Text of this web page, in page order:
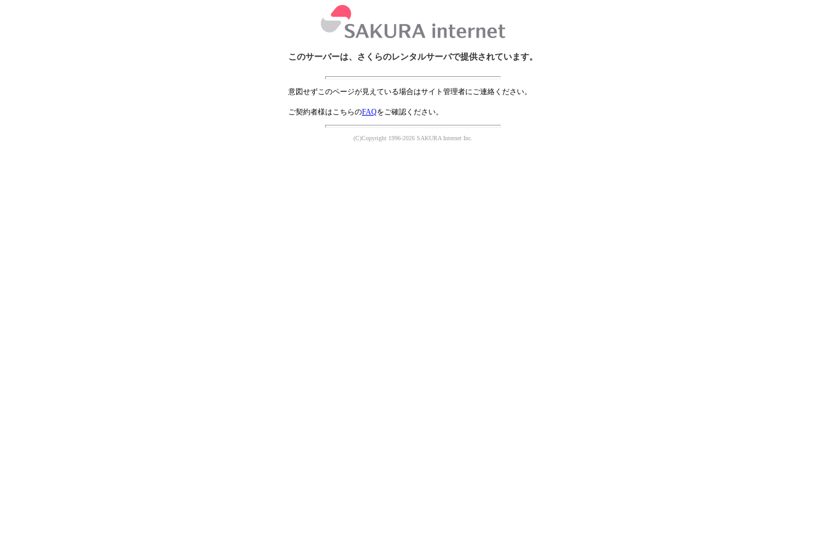
このサーバーは、さくらのレンタルサーバで提供されています。
意図せずこのページが見えている場合はサイト管理者にご連絡ください。
ご契約者様はこちらのFAQをご確認ください。
(C)Copyright 1996-2026 SAKURA Internet Inc.